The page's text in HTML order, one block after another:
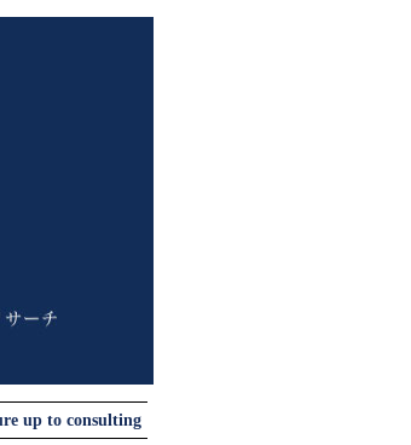
up to consulting